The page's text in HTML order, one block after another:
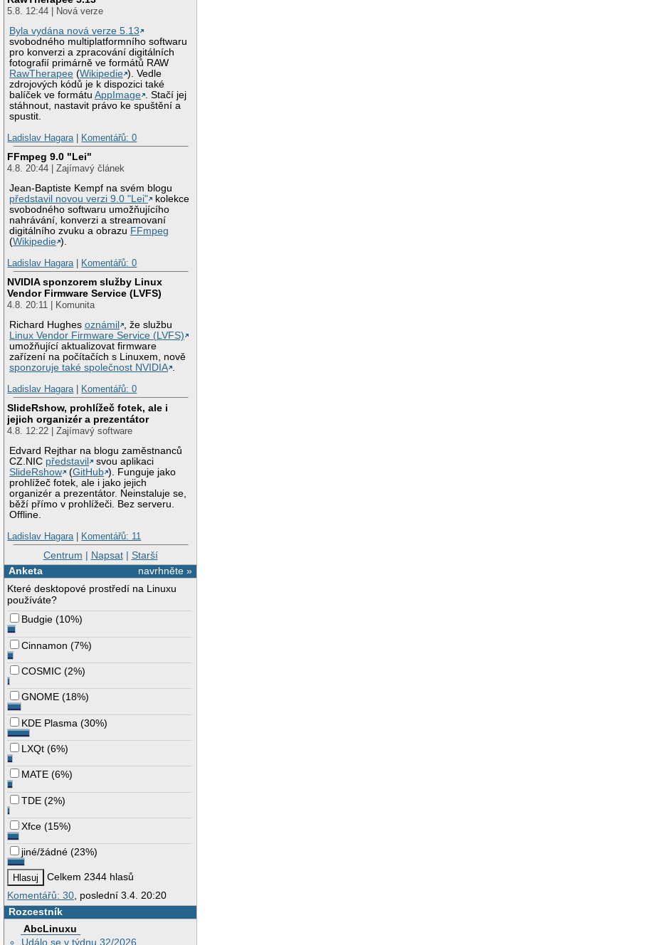
5.8. 12:44 | Nová verze
Byla vydána nová verze 5.13
svobodného multiplatformního softwaru
pro konverzi a zpracování digitálních
fotografií primárně ve formátů RAW
RawTherapee (Wikipedie ). Vedle
zdrojových kódů je k dispozici také
balíček ve formátuAppImage . Stačí jej
stáhnout, nastavit právo ke spuštění a
spustit.
Ladislav Hagara| Komentářů: 0
FFmpeg 9.0 "Lei"
4.8. 20:44 | Zajímavý článek
Jean-Baptiste Kempf na svém blogu
představil novou verzi 9.0 "Lei"
kolekce
svobodného softwaru umožňujícího
nahrávání, konverzi a streamovaní
digitálního zvuku a obrazu FFmpeg
(Wikipedie ).
Ladislav Hagara| Komentářů: 0
NVIDIA sponzorem služby Linux
Vendor Firmware Service (LVFS)
4.8. 20:11 | Komunita
Richard Hughesoznámil
, že službu
Linux Vendor Firmware Service (LVFS)
umožňující aktualizovat firmware
zařízení na počítačích s Linuxem, nově
sponzoruje také společnost NVIDIA .
Ladislav Hagara| Komentářů: 0
SlideRshow, prohlížeč fotek, ale i
jejich organizér a prezentátor
4.8. 12:22 | Zajímavý software
Edvard Rejthar na blogu zaměstnanců
CZ.NIC představil
svou aplikaci
SlideRshow
(GitHub ). Funguje jako
prohlížeč fotek, ale i jako jejich
organizér a prezentátor. Neinstaluje se,
běží přímo v prohlížeči. Bez serveru.
Offline.
Ladislav Hagara| Komentářů: 11
Centrum | Napsat| Starší
navrhněte »
Anketa
Které desktopové prostředí na Linuxu
používáte?
Budgie (10%)
Cinnamon (7%)
COSMIC (2%)
GNOME (18%)
KDE Plasma (30%)
LXQt (6%)
MATE (6%)
TDE (2%)
Xfce (15%)
jiné/žádné (23%)
Celkem 2344 hlasů
Komentářů: 30 , poslední 3.4. 20:20
Rozcestník
AbcLinuxu
Událo se v týdnu 32/2026